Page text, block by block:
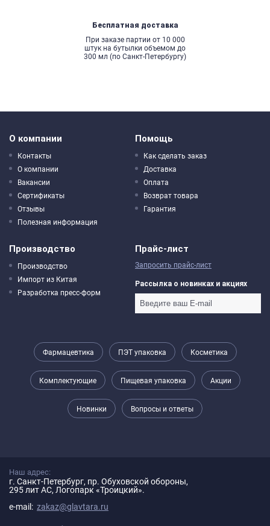
Бесплатная доставка
При заказе партии от 10 000
штук на бутылки объемом до
300 мл (по Санкт-Петербургу)
О компании
Контакты
О компании
Вакансии
Сертификаты
Отзывы
Полезная информация
Помощь
Как сделать заказ
Доставка
Оплата
Возврат товара
Гарантия
Производство
Производство
Импорт из Китая
Разработка пресс-форм
Прайс-лист
Запросить прайс-лист
Рассылка о новинках и акциях
Фармацевтика ПЭТ упаковка Косметика
Комплектующие Пищевая упаковка Акции
Новинки Вопросы и ответы
Наш адрес:
г. Санкт-Петербург, пр. Обуховской обороны,
295 лит АС, Логопарк «Троицкий».
e-mail: zakaz@glavtara.ru